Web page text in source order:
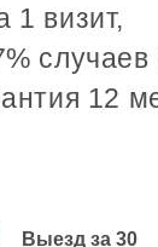
1 визит,
случаев
12
Выезд за 30